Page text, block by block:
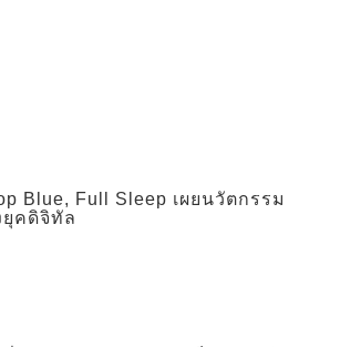
Blue, Full Sleep เผยนวัตกรรม
คดิจิทัล